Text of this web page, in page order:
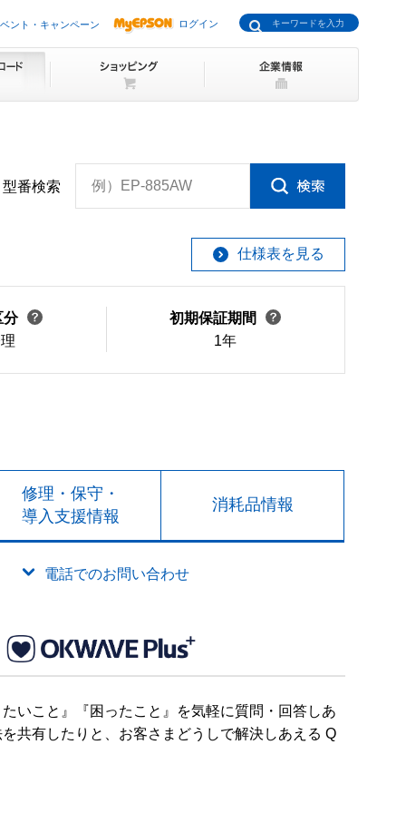
ント・キャンペーン ログイン
型番検索 例）EP-885AW
仕様表を見る
分
初期保証期間
1年
修理・保守・
導入支援情報
消耗品情報
電話でのお問い合わせ
いこと』『困ったこと』を気軽に質問・回答しあ
共有したりと、お客さまどうしで解決しあえる Q